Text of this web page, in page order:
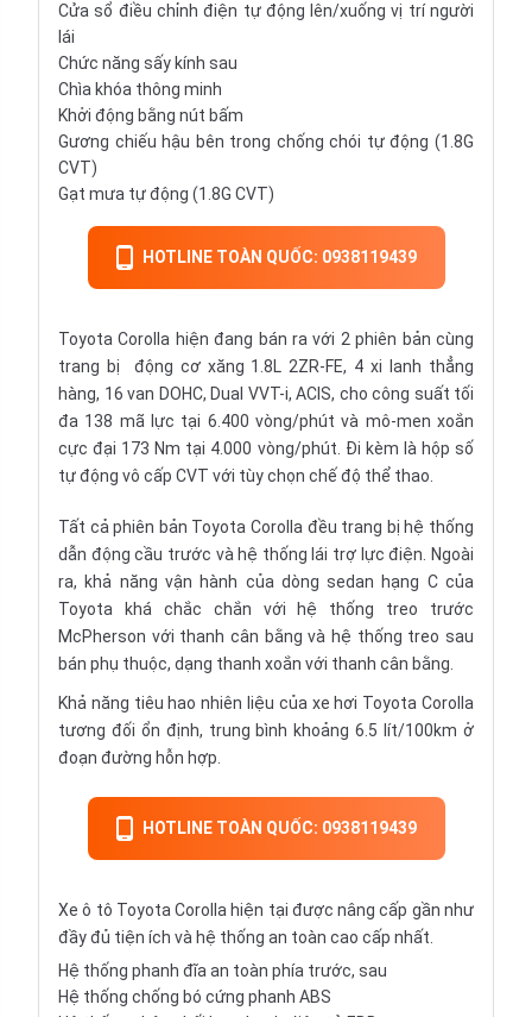
Cửa sổ điều chỉnh điện tự động lên/xuống vị trí người
lái
Chức năng sấy kính sau
Chìa khóa thông minh
Khởi động bằng nút bấm
Gương chiếu hậu bên trong chống chói tự động (1.8G
CVT)
Gạt mưa tự động (1.8G CVT)
HOTLINE TOÀN QUỐC: 0938119439
Toyota Corolla hiện đang bán ra với 2 phiên bản cùng
trang bị động cơ xăng 1.8L 2ZR-FE, 4 xi lanh thẳng
hàng, 16 van DOHC, Dual VVT-i, ACIS, cho công suất tối
đa 138 mã lực tại 6.400 vòng/phút và mô-men xoắn
cực đại 173 Nm tại 4.000 vòng/phút. Đi kèm là hộp số
tự động vô cấp CVT với tùy chọn chế độ thể thao.
Tất cả phiên bản Toyota Corolla đều trang bị hệ thống
dẫn động cầu trước và hệ thống lái trợ lực điện. Ngoài
ra, khả năng vận hành của dòng sedan hạng C của
Toyota khá chắc chắn với hệ thống treo trước
McPherson với thanh cân bằng và hệ thống treo sau
bán phụ thuộc, dạng thanh xoắn với thanh cân bằng.
Khả năng tiêu hao nhiên liệu của xe hơi Toyota Corolla
tương đối ổn định, trung bình khoảng 6.5 lít/100km ở
đoạn đường hỗn hợp.
HOTLINE TOÀN QUỐC: 0938119439
Xe ô tô Toyota Corolla hiện tại được nâng cấp gần như
đầy đủ tiện ích và hệ thống an toàn cao cấp nhất.
Hệ thống phanh đĩa an toàn phía trước, sau
Hệ thống chống bó cứng phanh ABS